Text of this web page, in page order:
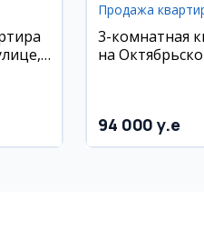
Продажа
3-комнатная
на
94 000 y.e